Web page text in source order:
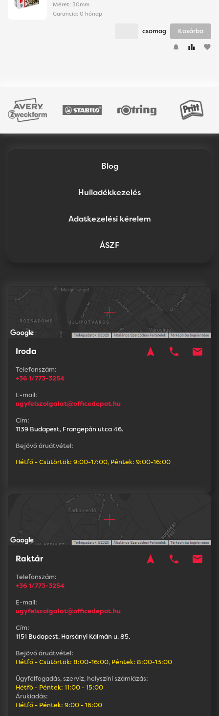
Méret: 30mm
Garancia: 0 hónap
favorite
csomag Kosárba
Blog
Hulladékkezelés
Adatkezelési kérelem
ÁSZF
Iroda navigation phone mail
Telefonszám:
+36 1/773-3254
E-mail:
ugyfelszolgalat@officedepot.hu
Cím:
1139 Budapest, Frangepán utca 46.
Bejövő áruátvétel:
Hétfő - Csütörtök: 9:00-17:00, Péntek: 9:00-16:00
Raktár navigation phone mail
Telefonszám:
+36 1/773-3254
E-mail:
ugyfelszolgalat@officedepot.hu
Cím:
1151 Budapest, Harsányi Kálmán u. 85.
Bejövő áruátvétel:
Hétfő - Csütörtök: 8:00-16:00, Péntek: 8:00-13:00
Ügyfélfogadás, szerviz, helyszíni számlázás:
Hétfő - Péntek: 11:00 - 15:00
Árukiadás:
Hétfő - Péntek: 9:00 - 16:00